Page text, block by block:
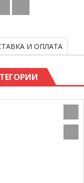
И ОПЛАТА